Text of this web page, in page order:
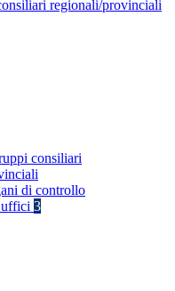
regionali/provinciali
consiliari
di controllo
3